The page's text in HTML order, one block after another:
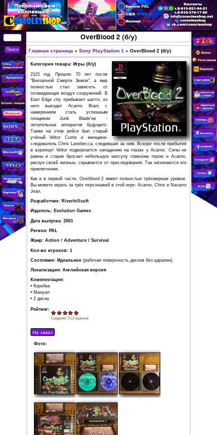
Перейти к основному
содержанию
КУПИТЬ
СОВРЕМЕННЫЕ И
РЕТРО ИГРОВЫЕ
ПРИСТАВКИ,
ИГРЫ, ФИГУРКИ,
РЕДКИЕ
КОЛЛЕКЦИОННЫЕ
ТОВАРЫ В
ИНТЕРНЕТ-
МАГАЗИНЕ
CONSOLESSHOP
OverBlood 2 (б/у)
Вы здесь
Главная страница » Sony PlayStation 1 »
Категория товара: Игры (б/у)
2115 год. Прошло 70 лет после
"Внезапной Смерти Земли", а мир
полностью стал зависеть от
охлаждающих воздух сооружений. В
East Edge сity прибывает шаттл, из
него выходит Acarno Brani с
намерением стать успешным
гонщиком Junk Blade'ов -
летательных аппаратов будущего.
Также на этом рейсе был старый
следователь Chris Lanebecca, следившая за ним.
в аэропорт Veltor подвергается нападению на глазах
равны и старик бросает небольшую капсулу
рискуя своей жизнью, скрывается от преследования.
приключения.
Как и в первой части, Overblood 2 имеет полностью
Вы можете играть за трёх персонажей в этой игре:
Jean.
Разработчик: Riverhillsoft
Издатель: Evolution Games
Дата выпуска: 2001
Регион: PAL
Жанр: Action / Adventure / Survival
Кол-во игроков: 1
Состояние: Идеальное(рабочая поверхность дисков
Локализация: Английская версия
Комплектация:
• Коробка
• Мануал
• 2 диска